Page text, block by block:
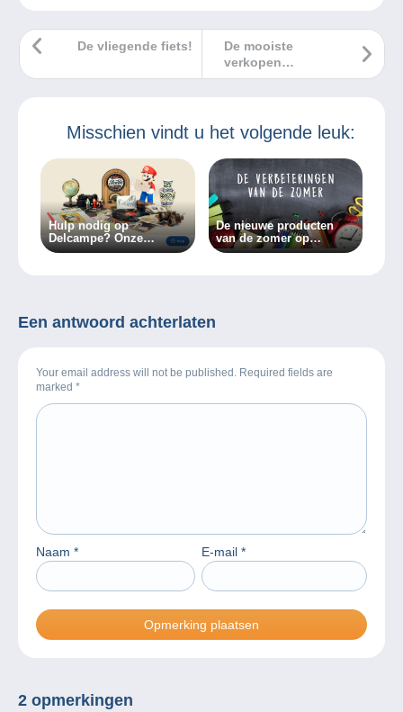
De mooiste
verkopen
Delcampe juli 2023
De vliegende fiets!
Misschien vindt u het volgende leuk:
Hulp nodig op
Delcampe? Onze
klantenservice is
De nieuwe producten
van de zomer op
Delcampe!
Een antwoord achterlaten
Your email address will not be published. Required fields are
marked *
Naam * E-mail *
2 opmerkingen